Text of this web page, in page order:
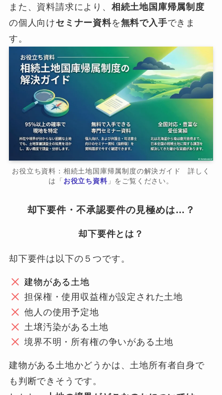
また、資料請求により、 相続土地国庫帰属制度
の個人向けセミナー資料を無料で入手できま
す。
お役立ち資料：相続土地国庫帰属制度の解決ガイド 詳しく
は「 お役立ち資料」をご覧ください。
却下要件・不承認要件の見極めは…？
却下要件とは？
却下要件は以下の５つです。
建物がある土地
担保権・使用収益権が設定された土地
他人の使用予定地
土壌汚染がある土地
境界不明・所有権の争いがある土地
建物がある土地かどうかは、土地所有者自身で
も判断できそうです。